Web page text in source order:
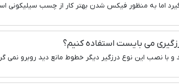
اما به منظور فیکس شدن بهتر کار از چسب سیلیکونی
می بایست استفاده کنیم؟
با نصب این نوع درزگیر دیگر خطوط مانع دید روبرو نمی